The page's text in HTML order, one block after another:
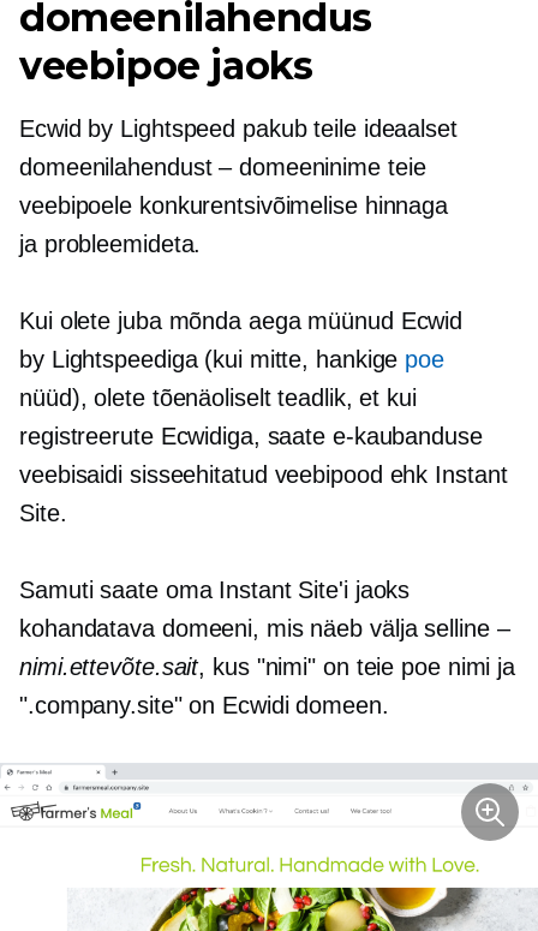
domeenilahendus
veebipoe jaoks
Ecwid by Lightspeed pakub teile ideaalset
domeenilahendust – domeeninime teie
veebipoele konkurentsivõimelise hinnaga
ja probleemideta.
Kui olete juba mõnda aega müünud ​​Ecwid
by Lightspeediga (kui mitte, hankige poe
nüüd), olete tõenäoliselt teadlik, et kui
registreerute Ecwidiga, saate e-kaubanduse
veebisaidi sisseehitatud veebipood ehk Instant
Site.
Samuti saate oma Instant Site'i jaoks
kohandatava domeeni, mis näeb välja selline –
nimi.ettevõte.sait, kus "nimi" on teie poe nimi ja
".company.site" on Ecwidi domeen.